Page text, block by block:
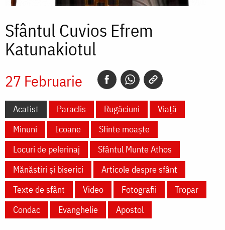
Sfântul Cuvios Efrem
Katunakiotul
27 Februarie
Acatist Paraclis Rugăciuni
Viață
Minuni
Icoane
Sfinte moaște
Locuri de pelerinaj
Sfântul Munte Athos
Mănăstiri și biserici
Articole despre sfânt
Texte de sfânt
Video Fotografii
Tropar
Condac
Evanghelie Apostol